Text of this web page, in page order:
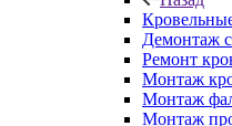
Демонтаж
Ремонт
Монтаж
Монтаж
Монтаж